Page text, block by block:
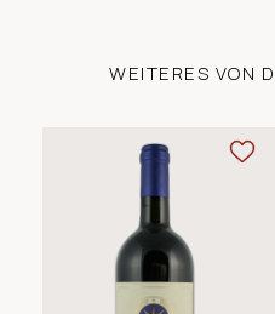
WEITERES VON